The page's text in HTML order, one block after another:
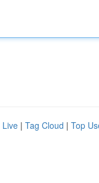
Live | Tag Cloud | Top